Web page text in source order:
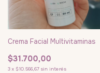
Crema Facial Multivitaminas
$31.700,00
3 x $10.566,67 sin interés